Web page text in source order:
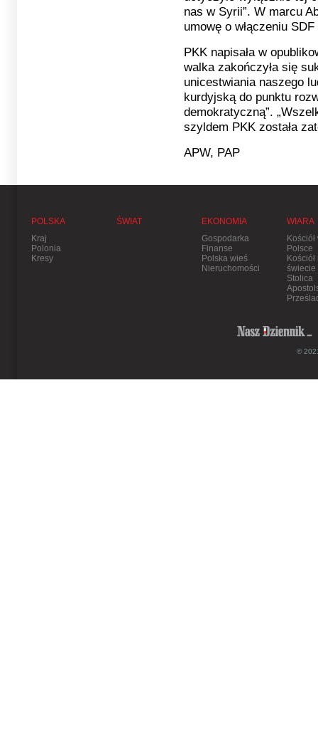
nas w Syrii”. W marcu
umowę o włączeniu
PKK napisała w
walka zakończyła się
unicestwiania naszego
kurdyjską do punktu
demokratyczną”.
szyldem PKK została
APW, PAP
POLSKA
Kraj
Polonia
Kresy
ŚWIAT
EKONOMIA
Gospodarka
Finanse
Polska wieś
Nieruchomości
WIARA
Kościół
Polsce
Kościół
świecie
Stolica
©